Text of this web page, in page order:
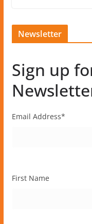
Newsletter
Sign up
Email Address*
First Name